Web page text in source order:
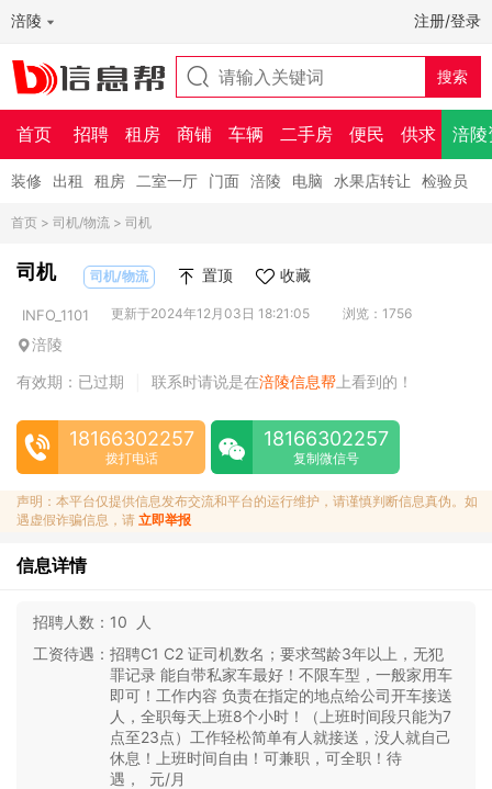
涪陵 注册/登录
首页 招聘 租房 商铺 车辆 二手房 便民 供求 涪陵
装修 出租 租房 二室一厅 门面 涪陵 电脑 水果店转让 检验员
首页 > 司机/物流 > 司机
司机 司机/物流 置顶 收藏
INFO_1101 更新于2024年12月03日 18:21:05 浏览：1756
涪陵
有效期：已过期
联系时请说是在涪陵信息帮 上看到的！
18166302257
拨打电话
18166302257
复制微信号
声明：本平台仅提供信息发布交流和平台的运行维护，请谨慎判断信息真伪。如
遇虚假诈骗信息，请 立即举报
信息详情
招聘人数： 10 人
工资待遇： 招聘C1 C2 证司机数名；要求驾龄3年以上，无犯
罪记录 能自带私家车最好！不限车型，一般家用车
即可！工作内容 负责在指定的地点给公司开车接送
人，全职每天上班8个小时！（上班时间段只能为7
点至23点）工作轻松简单有人就接送，没人就自己
休息！上班时间自由！可兼职，可全职！待
遇， 元/月